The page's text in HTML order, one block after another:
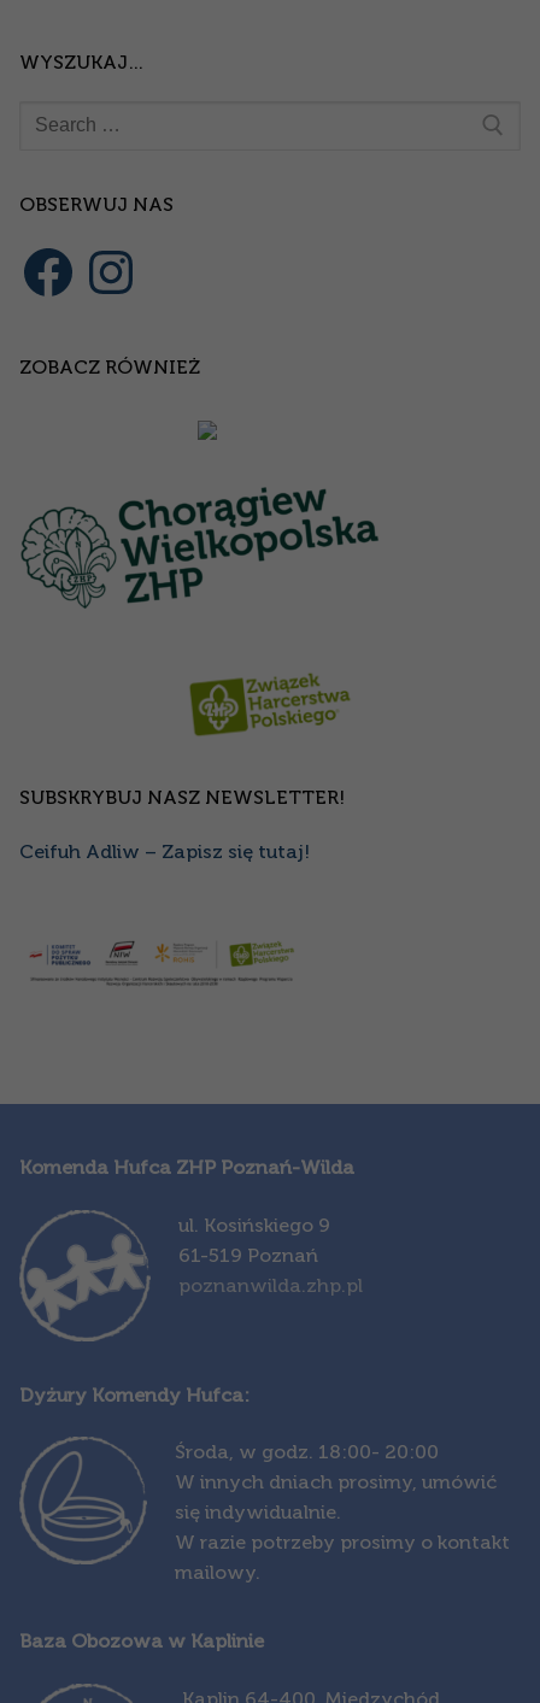
WYSZUKAJ…
Szukaj:
OBSERWUJ NAS
FacebookInstagram
ZOBACZ RÓWNIEŻ
SUBSKRYBUJ NASZ NEWSLETTER!
Ceifuh Adliw – Zapisz się tutaj!
Komenda Hufca ZHP Poznań-Wilda
ul. Kosińskiego 9
61-519 Poznań
poznanwilda.zhp.pl
Dyżury Komendy Hufca:
Środa, w godz. 18:00- 20:00
W innych dniach prosimy, umówić
się indywidualnie.
W razie potrzeby prosimy o kontakt
mailowy.
Baza Obozowa w Kaplinie